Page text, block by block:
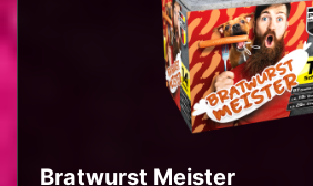
Bratwurst Meister